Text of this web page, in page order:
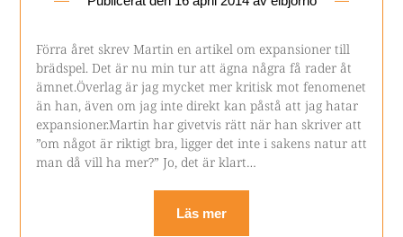
Förra året skrev Martin en artikel om expansioner till
brädspel. Det är nu min tur att ägna några få rader åt
ämnet.Överlag är jag mycket mer kritisk mot fenomenet
än han, även om jag inte direkt kan påstå att jag hatar
expansioner.Martin har givetvis rätt när han skriver att
”om något är riktigt bra, ligger det inte i sakens natur att
man då vill ha mer?” Jo, det är klart…
Läs mer